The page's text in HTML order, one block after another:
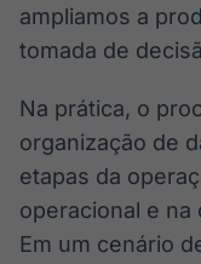
ampliamos a
tomada de
Na prática, o
organização de
etapas da
operacional e
Em um cenário